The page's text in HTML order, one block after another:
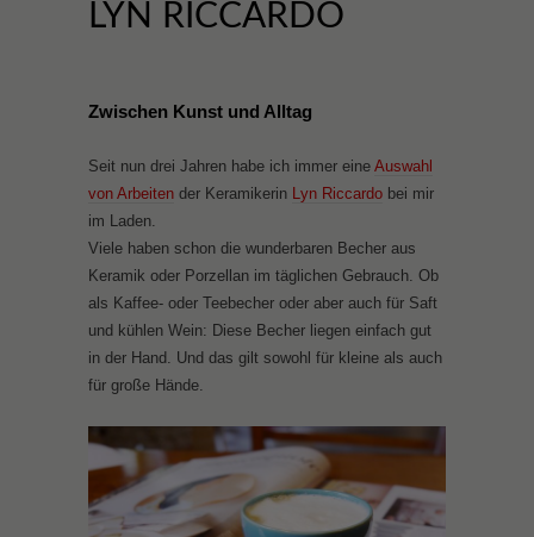
LYN RICCARDO
Zwischen Kunst und Alltag
Seit nun drei Jahren habe ich immer eine Auswahl
von Arbeiten der Keramikerin Lyn Riccardo bei mir
im Laden.
Viele haben schon die wunderbaren Becher aus
Keramik oder Porzellan im täglichen Gebrauch. Ob
als Kaffee- oder Teebecher oder aber auch für Saft
und kühlen Wein: Diese Becher liegen einfach gut
in der Hand. Und das gilt sowohl für kleine als auch
für große Hände.